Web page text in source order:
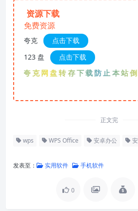
资源下载
免费资源
夸克
点击下载
123 盘
点击下载
夸克网盘转存下载防止本站倒闭
正文完
wps WPS Office 安卓办公
发表至： 实用软件 手机软件
0